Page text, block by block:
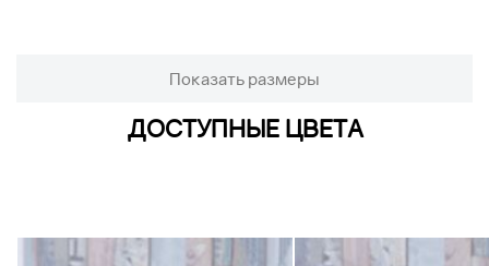
Показать размеры
ДОСТУПНЫЕ ЦВЕТА